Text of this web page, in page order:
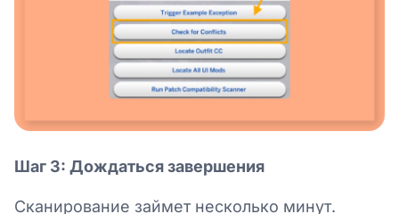
Шаг 3: Дождаться завершения
Сканирование займет несколько минут.